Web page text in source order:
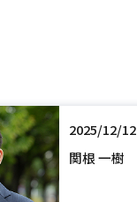
2025/12/12
関根 一樹